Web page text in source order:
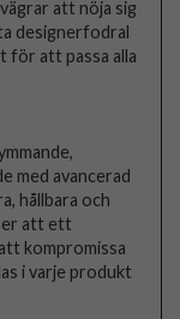
att nöja sig
designerfodral
att passa alla
med avancerad
hållbara och
att ett
kompromissa
i varje produkt